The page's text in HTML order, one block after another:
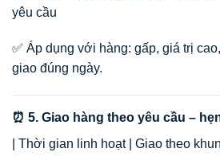
yêu cầu
✅ Áp dụng với hàng: gấp, giá trị
giao đúng ngày.
⏰ 5. Giao hàng theo yêu cầu –
| Thời gian linh hoạt | Giao theo